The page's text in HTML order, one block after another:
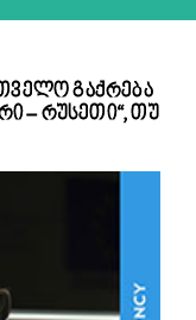
გაქრება
– რუსეთი“, თუ